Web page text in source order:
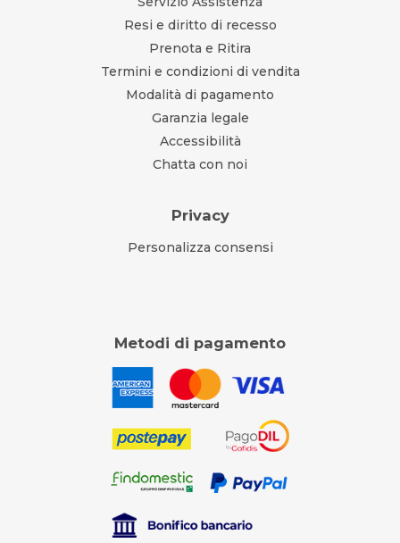
Resi e diritto di recesso
Prenota e Ritira
Termini e condizioni di vendita
Modalità di pagamento
Garanzia legale
Accessibilità
Chatta con noi
Privacy
Personalizza consensi
Metodi di pagamento